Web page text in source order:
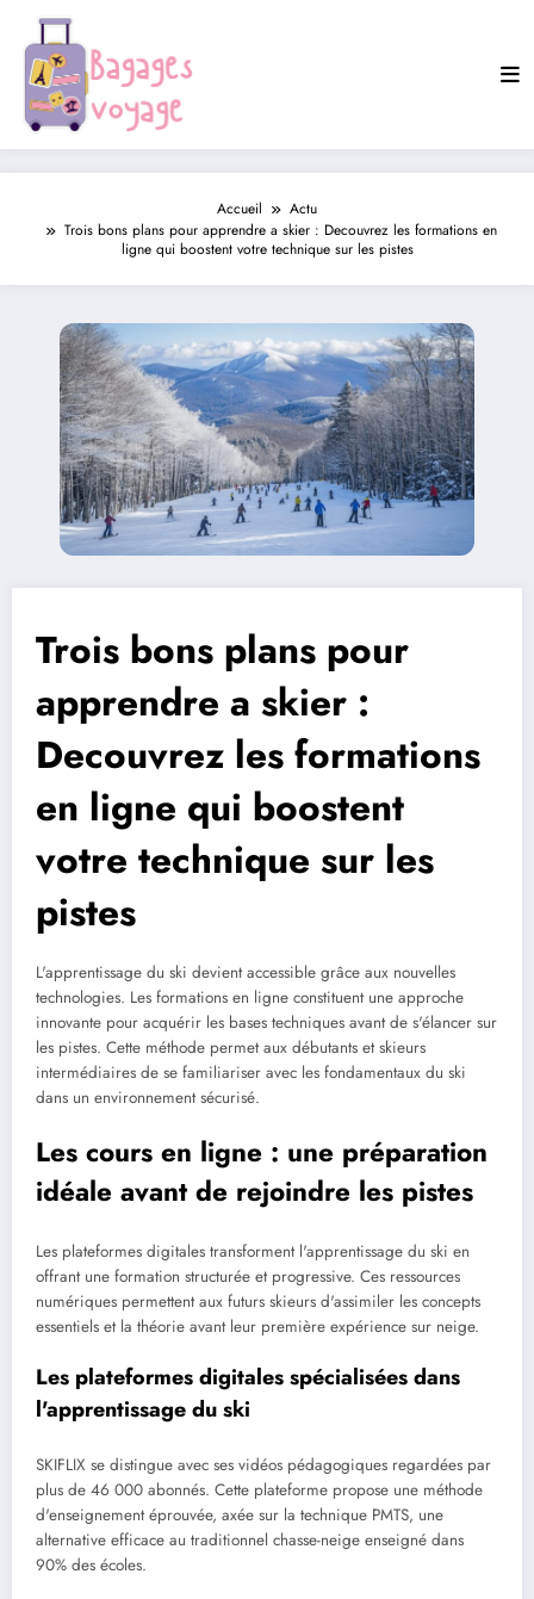
contenu
Accueil
Actu
Trois bons plans pour apprendre a skier : Decouvrez les formations en
ligne qui boostent votre technique sur les pistes
Trois bons plans pour
apprendre a skier :
Decouvrez les formations
en ligne qui boostent
votre technique sur les
pistes
L'apprentissage du ski devient accessible grâce aux nouvelles
technologies. Les formations en ligne constituent une approche
innovante pour acquérir les bases techniques avant de s'élancer sur
les pistes. Cette méthode permet aux débutants et skieurs
intermédiaires de se familiariser avec les fondamentaux du ski
dans un environnement sécurisé.
Les cours en ligne : une préparation
idéale avant de rejoindre les pistes
Les plateformes digitales transforment l'apprentissage du ski en
offrant une formation structurée et progressive. Ces ressources
numériques permettent aux futurs skieurs d'assimiler les concepts
essentiels et la théorie avant leur première expérience sur neige.
Les plateformes digitales spécialisées dans
l'apprentissage du ski
SKIFLIX se distingue avec ses vidéos pédagogiques regardées par
plus de 46 000 abonnés. Cette plateforme propose une méthode
d'enseignement éprouvée, axée sur la technique PMTS, une
alternative efficace au traditionnel chasse-neige enseigné dans
90% des écoles.